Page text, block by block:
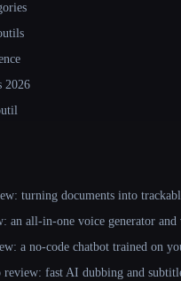
2026
turning documents into
an all-in-one voice generator and
a no-code chatbot trained on
review: fast AI dubbing and